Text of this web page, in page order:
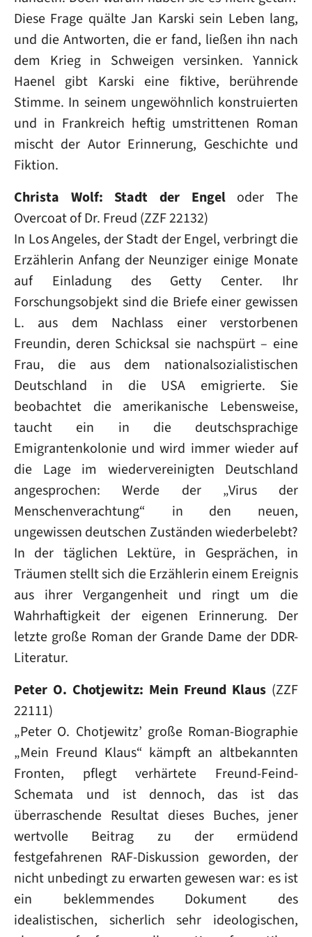
Diese Frage quälte Jan Karski sein Leben lang,
und die Antworten, die er fand, ließen ihn nach
dem Krieg in Schweigen versinken. Yannick
Haenel gibt Karski eine fiktive, berührende
Stimme. In seinem ungewöhnlich konstruierten
und in Frankreich heftig umstrittenen Roman
mischt der Autor Erinnerung, Geschichte und
Fiktion.
Christa Wolf: Stadt der Engeloder The
Overcoat of Dr. Freud (ZZF 22132)
In Los Angeles, der Stadt der Engel, verbringt die
Erzählerin Anfang der Neunziger einige Monate
auf Einladung des Getty Center. Ihr
Forschungsobjekt sind die Briefe einer gewissen
L. aus dem Nachlass einer verstorbenen
Freundin, deren Schicksal sie nachspürt – eine
Frau, die aus dem nationalsozialistischen
Deutschland in die USA emigrierte. Sie
beobachtet die amerikanische Lebensweise,
taucht ein in die deutschsprachige
Emigrantenkolonie und wird immer wieder auf
die Lage im wiedervereinigten Deutschland
angesprochen: Werde der „Virus der
Menschenverachtung“ in den neuen,
ungewissen deutschen Zuständen wiederbelebt?
In der täglichen Lektüre, in Gesprächen, in
Träumen stellt sich die Erzählerin einem Ereignis
aus ihrer Vergangenheit und ringt um die
Wahrhaftigkeit der eigenen Erinnerung. Der
letzte große Roman der Grande Dame der DDR-
Literatur.
Peter O. Chotjewitz: Mein Freund Klaus (ZZF
22111)
„Peter O. Chotjewitz’ große Roman-Biographie
„Mein Freund Klaus“ kämpft an altbekannten
Fronten, pflegt verhärtete Freund-Feind-
Schemata und ist dennoch, das ist das
überraschende Resultat dieses Buches, jener
wertvolle Beitrag zu der ermüdend
festgefahrenen RAF-Diskussion geworden, der
nicht unbedingt zu erwarten gewesen war: es ist
ein beklemmendes Dokument des
idealistischen, sicherlich sehr ideologischen,